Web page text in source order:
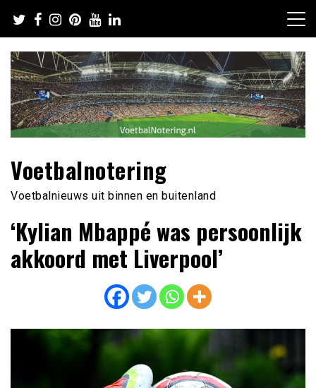
naar
de
inhoud
Voetbalnotering
Voetbalnieuws uit binnen en buitenland
‘Kylian Mbappé was persoonlijk
akkoord met Liverpool’